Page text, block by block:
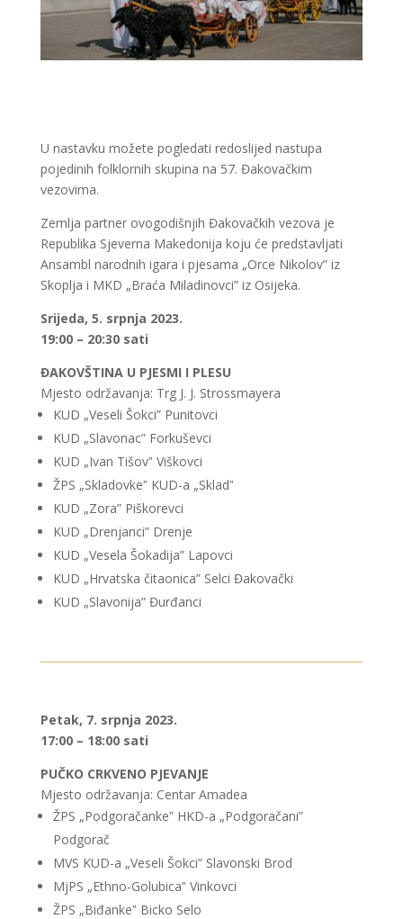
U nastavku možete pogledati redoslijed nastupa
pojedinih folklornih skupina na 57. Đakovačkim
vezovima.
Zemlja partner ovogodišnjih Đakovačkih vezova je
Republika Sjeverna Makedonija koju će predstavljati
Ansambl narodnih igara i pjesama „Orce Nikolov” iz
Skoplja i MKD „Braća Miladinovci” iz Osijeka.
Srijeda, 5. srpnja 2023.
19:00 – 20:30 sati
ĐAKOVŠTINA U PJESMI I PLESU
Mjesto održavanja: Trg J. J. Strossmayera
KUD „Veseli Šokci” Punitovci
KUD „Slavonac” Forkuševci
KUD „Ivan Tišovˮ Viškovci
ŽPS „Skladovkeˮ KUD-a „Skladˮ
KUD „Zora” Piškorevci
KUD „Drenjanci” Drenje
KUD „Vesela Šokadija” Lapovci
KUD „Hrvatska čitaonica” Selci Đakovački
KUD „Slavonija” Đurđanci
Petak, 7. srpnja 2023.
17:00 – 18:00 sati
PUČKO CRKVENO PJEVANJE
Mjesto održavanja: Centar Amadea
ŽPS „Podgoračankeˮ HKD-a „Podgoračani”
Podgorač
MVS KUD-a „Veseli Šokci” Slavonski Brod
MjPS „Ethno-Golubicaˮ Vinkovci
ŽPS „Biđankeˮ Bicko Selo